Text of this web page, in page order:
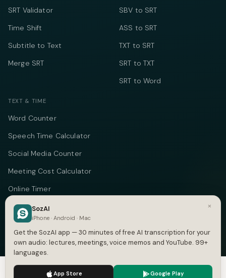
SRT Validator
Time Shift
Subtitle to Text
Merge SRT
SBV to SRT
ASS to SRT
TXT to SRT
SRT to TXT
SRT to Word
TEXT & TIME
Word Counter
Speech Time Calculator
Social Media Counter
Meeting Cost Calculator
Online Timer
Timecode Converter
COMPANY
About
Pricing
We use cookies to enhance your experience.
×
SozAI
iPhone · Android · Mac
Get the SozAI app — 30 minutes of free AI transcription for your
own audio: lectures, meetings, voice memos and YouTube. 99+
languages.
App Store Google Play